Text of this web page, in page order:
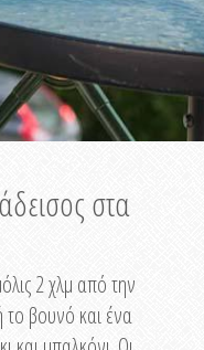
στα
2 χλμ από την
το βουνό και ένα